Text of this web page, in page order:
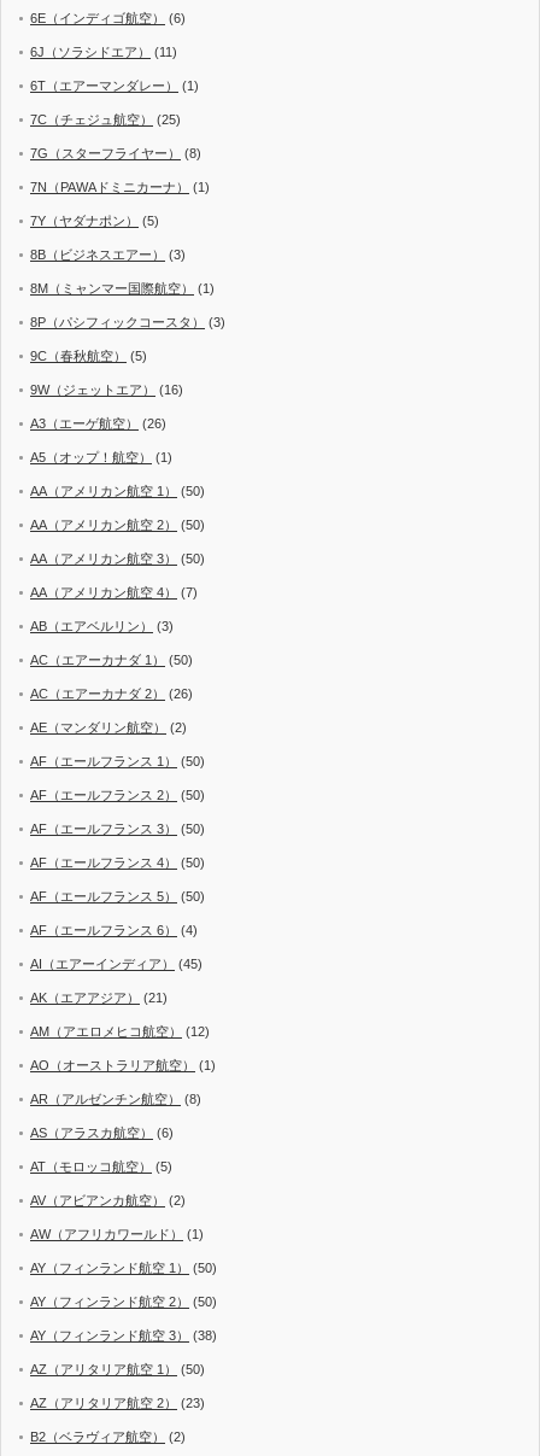
6E（インディゴ航空） (6)
6J（ソラシドエア） (11)
6T（エアーマンダレー） (1)
7C（チェジュ航空） (25)
7G（スターフライヤー） (8)
7N（PAWAドミニカーナ） (1)
7Y（ヤダナポン） (5)
8B（ビジネスエアー） (3)
8M（ミャンマー国際航空） (1)
8P（パシフィックコースタ） (3)
9C（春秋航空） (5)
9W（ジェットエア） (16)
A3（エーゲ航空） (26)
A5（オップ！航空） (1)
AA（アメリカン航空 1） (50)
AA（アメリカン航空 2） (50)
AA（アメリカン航空 3） (50)
AA（アメリカン航空 4） (7)
AB（エアベルリン） (3)
AC（エアーカナダ 1） (50)
AC（エアーカナダ 2） (26)
AE（マンダリン航空） (2)
AF（エールフランス 1） (50)
AF（エールフランス 2） (50)
AF（エールフランス 3） (50)
AF（エールフランス 4） (50)
AF（エールフランス 5） (50)
AF（エールフランス 6） (4)
AI（エアーインディア） (45)
AK（エアアジア） (21)
AM（アエロメヒコ航空） (12)
AO（オーストラリア航空） (1)
AR（アルゼンチン航空） (8)
AS（アラスカ航空） (6)
AT（モロッコ航空） (5)
AV（アビアンカ航空） (2)
AW（アフリカワールド） (1)
AY（フィンランド航空 1） (50)
AY（フィンランド航空 2） (50)
AY（フィンランド航空 3） (38)
AZ（アリタリア航空 1） (50)
AZ（アリタリア航空 2） (23)
B2（ベラヴィア航空） (2)